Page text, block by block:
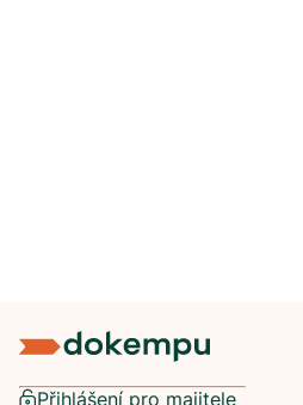
Přihlášení pro majitele